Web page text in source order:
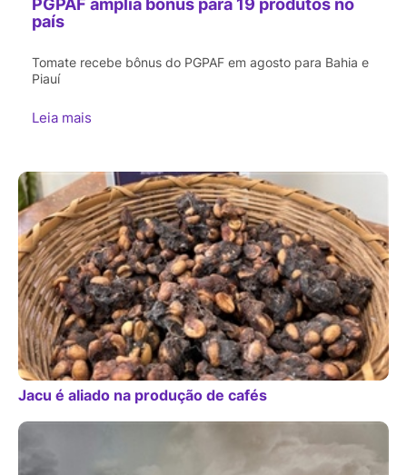
PGPAF amplia bônus para 19 produtos no
país
Tomate recebe bônus do PGPAF em agosto para Bahia e
Piauí
Leia mais
Jacu é aliado na produção de cafés